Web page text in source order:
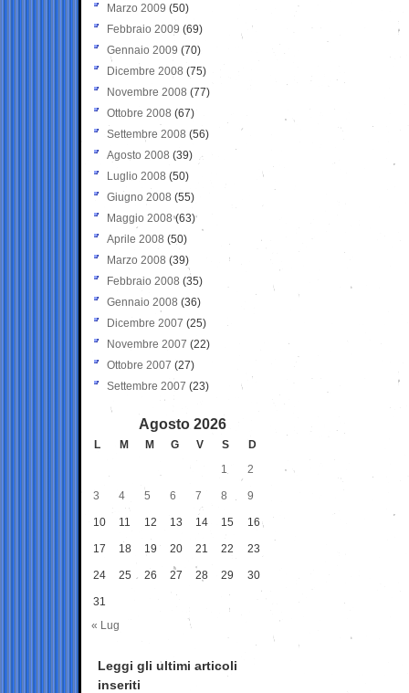
Marzo 2009 (50)
Febbraio 2009 (69)
Gennaio 2009 (70)
Dicembre 2008 (75)
Novembre 2008 (77)
Ottobre 2008 (67)
Settembre 2008 (56)
Agosto 2008 (39)
Luglio 2008 (50)
Giugno 2008 (55)
Maggio 2008(63)
Aprile 2008 (50)
Marzo 2008 (39)
Febbraio 2008 (35)
Gennaio 2008 (36)
Dicembre 2007 (25)
Novembre 2007 (22)
Ottobre 2007 (27)
Settembre 2007 (23)
Agosto 2026
L M M G V S
D
1
2
3 4 5 6 7 8 9
10 11 12 13 14 15 16
17 18 19 20 21 22 23
24 25 26 27 28 29 30
31
« Lug
Leggi gli ultimi articoli
inseriti